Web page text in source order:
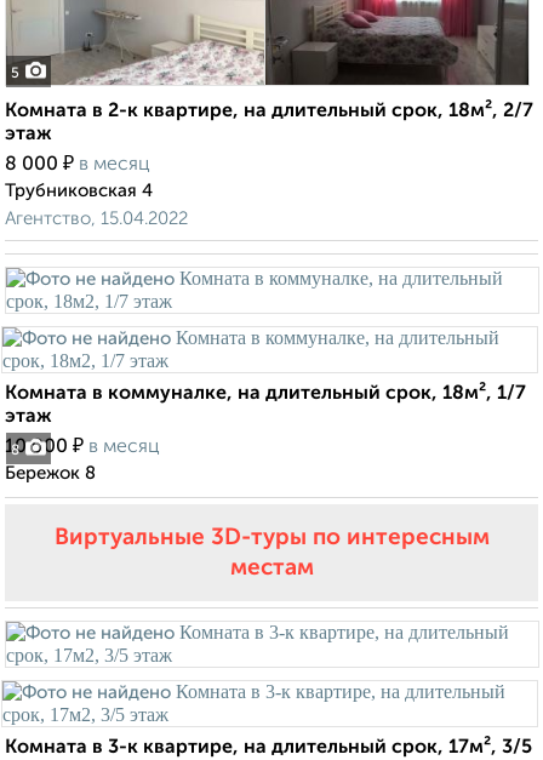
5
Комната в 2-к квартире, на длительный срок, 18м², 2/7
этаж
8 000 ₽ в месяц
Трубниковская 4
Агентство, 15.04.2022
8
Комната в коммуналке, на длительный срок, 18м², 1/7
этаж
10 000 ₽ в месяц
Бережок 8
Виртуальные 3D-туры по интересным
местам
Комната в 3-к квартире, на длительный срок, 17м², 3/5